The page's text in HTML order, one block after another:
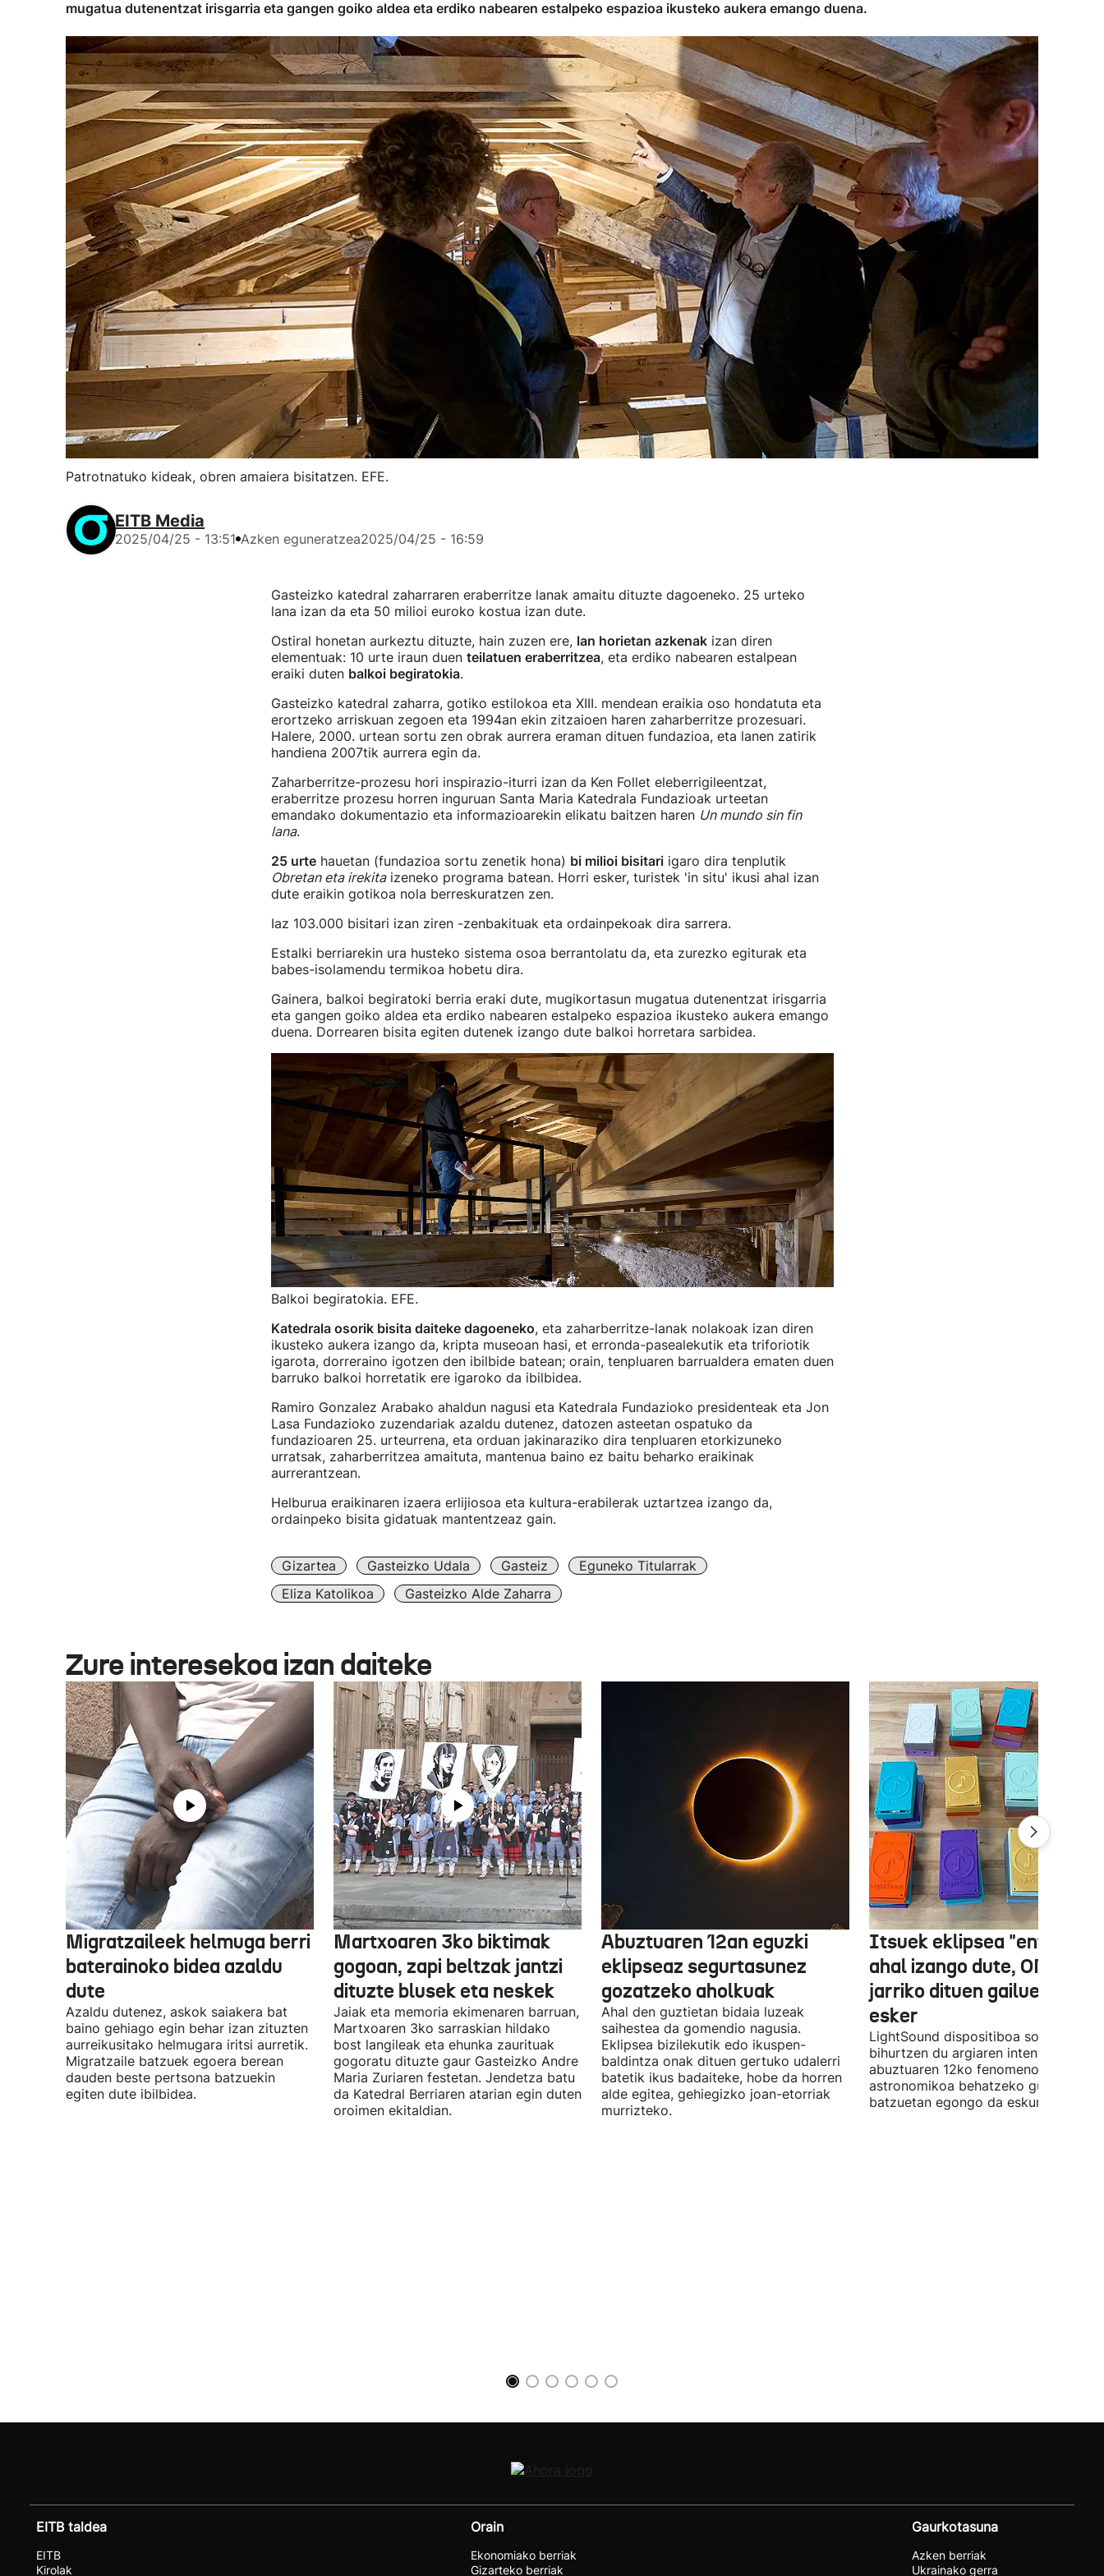
mugatua dutenentzat irisgarria eta gangen goiko aldea eta erdiko nabearen estalpeko espazioa ikusteko aukera emango duena.
Patrotnatuko kideak, obren amaiera bisitatzen. EFE.
EITB Media
2025/04/25 - 13:51 Azken eguneratzea2025/04/25 - 16:59
Gasteizko katedral zaharraren eraberritze lanak amaitu dituzte dagoeneko. 25 urteko
lana izan da eta 50 milioi euroko kostua izan dute.
Ostiral honetan aurkeztu dituzte, hain zuzen ere, lan horietan azkenakizan diren
elementuak: 10 urte iraun duen teilatuen eraberritzea, eta erdiko nabearen estalpean
eraiki duten balkoi begiratokia.
Gasteizko katedral zaharra, gotiko estilokoa eta XIII. mendean eraikia oso hondatuta eta
erortzeko arriskuan zegoen eta 1994an ekin zitzaioen haren zaharberritze prozesuari.
Halere, 2000. urtean sortu zen obrak aurrera eraman dituen fundazioa, eta lanen zatirik
handiena 2007tik aurrera egin da.
Zaharberritze-prozesu hori inspirazio-iturri izan da Ken Follet eleberrigileentzat,
eraberritze prozesu horren inguruan Santa Maria Katedrala Fundazioak urteetan
emandako dokumentazio eta informazioarekin elikatu baitzen haren Un mundo sin fin
lana.
25 urtehauetan (fundazioa sortu zenetik hona) bi milioi bisitariigaro dira tenplutik
Obretan eta irekitaizeneko programa batean. Horri esker, turistek 'in situ' ikusi ahal izan
dute eraikin gotikoa nola berreskuratzen zen.
Iaz 103.000 bisitari izan ziren -zenbakituak eta ordainpekoak dira sarrera.
Estalki berriarekin ura husteko sistema osoa berrantolatu da, eta zurezko egiturak eta
babes-isolamendu termikoa hobetu dira.
Gainera, balkoi begiratoki berria eraki dute, mugikortasun mugatua dutenentzat irisgarria
eta gangen goiko aldea eta erdiko nabearen estalpeko espazioa ikusteko aukera emango
duena. Dorrearen bisita egiten dutenek izango dute balkoi horretara sarbidea.
Balkoi begiratokia. EFE.
Katedrala osorik bisita daiteke dagoeneko, eta zaharberritze-lanak nolakoak izan diren
ikusteko aukera izango da, kripta museoan hasi, et erronda-pasealekutik eta triforiotik
igarota, dorreraino igotzen den ibilbide batean; orain, tenpluaren barrualdera ematen duen
barruko balkoi horretatik ere igaroko da ibilbidea.
Ramiro Gonzalez Arabako ahaldun nagusi eta Katedrala Fundazioko presidenteak eta Jon
Lasa Fundazioko zuzendariak azaldu dutenez, datozen asteetan ospatuko da
fundazioaren 25. urteurrena, eta orduan jakinaraziko dira tenpluaren etorkizuneko
urratsak, zaharberritzea amaituta, mantenua baino ez baitu beharko eraikinak
aurrerantzean.
Helburua eraikinaren izaera erlijiosoa eta kultura-erabilerak uztartzea izango da,
ordainpeko bisita gidatuak mantentzeaz gain.
Gizartea Gasteizko Udala Gasteiz
Eguneko Titularrak
Eliza Katolikoa
Gasteizko Alde Zaharra
Zure interesekoa izan daiteke
Migratzaileek helmuga berri
baterainoko bidea azaldu
dute
Azaldu dutenez, askok saiakera bat
baino gehiago egin behar izan zituzten
aurreikusitako helmugara iritsi aurretik.
Migratzaile batzuek egoera berean
dauden beste pertsona batzuekin
egiten dute ibilbidea.
Martxoaren 3ko biktimak
gogoan, zapi beltzak jantzi
dituzte blusek eta neskek
Jaiak eta memoria ekimenaren barruan,
Martxoaren 3ko sarraskian hildako
bost langileak eta ehunka zaurituak
gogoratu dituzte gaur Gasteizko Andre
Maria Zuriaren festetan. Jendetza batu
da Katedral Berriaren atarian egin duten
oroimen ekitaldian.
Abuztuaren 12an eguzki
eklipseaz segurtasunez
gozatzeko aholkuak
Ahal den guztietan bidaia luzeak
saihestea da gomendio nagusia.
Eklipsea bizilekutik edo ikuspen-
baldintza onak dituen gertuko udalerri
batetik ikus badaiteke, hobe da horren
alde egitea, gehiegizko joan-etorriak
murrizteko.
Itsuek eklipsea "entzun"
ahal izango dute, ONCEk
jarriko dituen gailue
esker
LightSound dispositiboa soinu
bihurtzen du argiaren intentsitatea,
abuztuaren 12ko fenomeno
astronomikoa behatzeko gune
batzuetan egongo da eskuragarri.
EITB taldea
EITB
Kirolak
Orain
Ekonomiako berriak
Gizarteko berriak
Gaurkotasuna
Azken berriak
Ukrainako gerra